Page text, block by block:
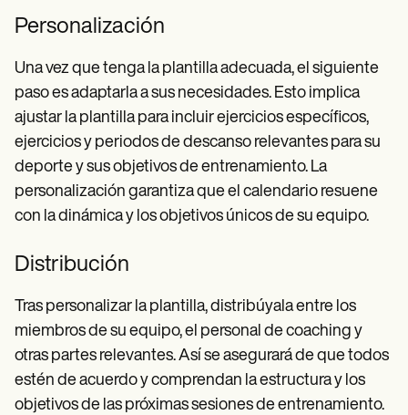
Personalización
Una vez que tenga la plantilla adecuada, el siguiente
paso es adaptarla a sus necesidades. Esto implica
ajustar la plantilla para incluir ejercicios específicos,
ejercicios y periodos de descanso relevantes para su
deporte y sus objetivos de entrenamiento. La
personalización garantiza que el calendario resuene
con la dinámica y los objetivos únicos de su equipo.
Distribución
Tras personalizar la plantilla, distribúyala entre los
miembros de su equipo, el personal de coaching y
otras partes relevantes. Así se asegurará de que todos
estén de acuerdo y comprendan la estructura y los
objetivos de las próximas sesiones de entrenamiento.